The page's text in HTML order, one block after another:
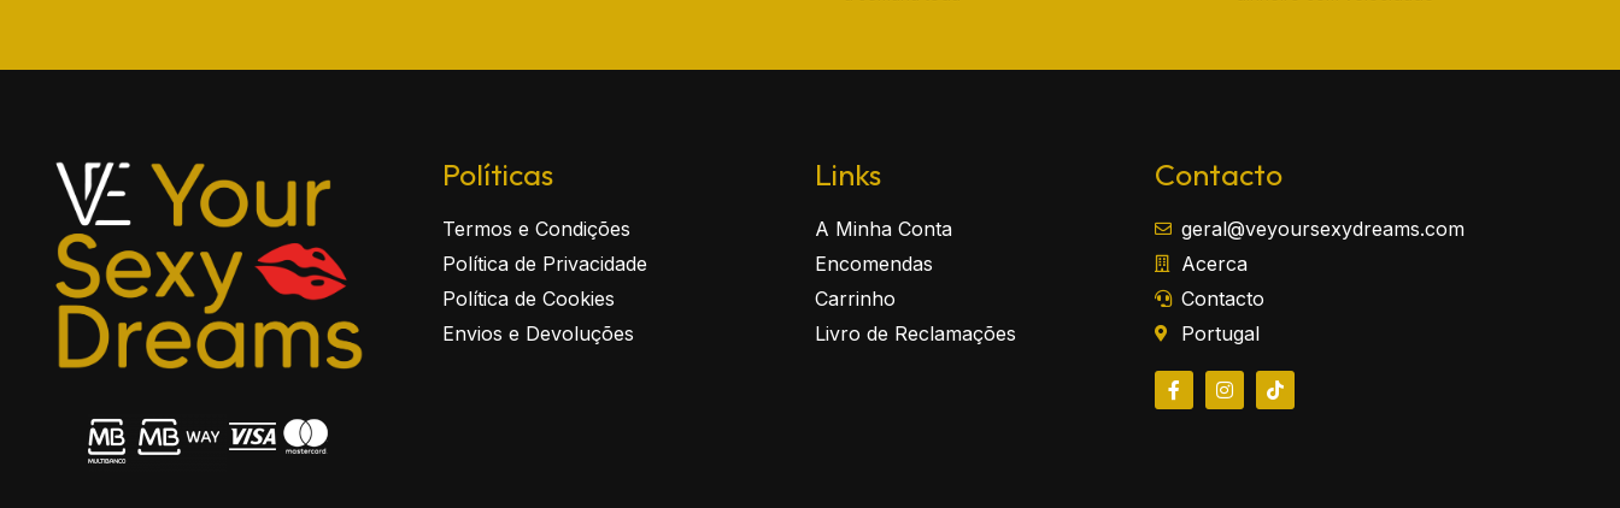
Políticas
Termos e Condições
Política de Privacidade
Política de Cookies
Envios e Devoluções
Links
A Minha Conta
Encomendas
Carrinho
Livro de Reclamações
Contacto
geral@veyoursexydreams.com
Acerca
Contacto
Portugal